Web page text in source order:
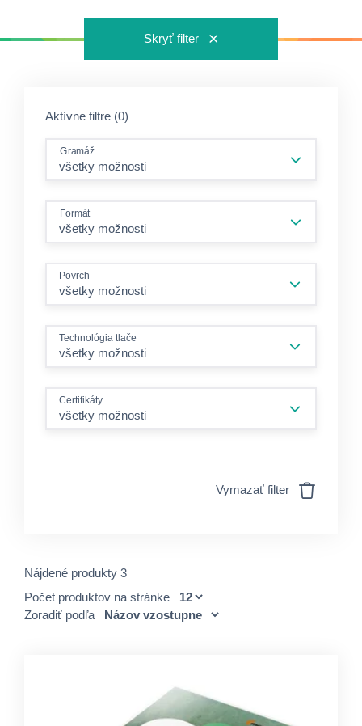
Skryť filter
Aktívne filtre (0)
Gramáž
Formát
Povrch
všetky možnosti
Technológia tlače
všetky možnosti
Certifikáty
všetky možnosti
Vymazať filter
Nájdené produkty 3
Počet produktov na stránke
Zoradiť podľa